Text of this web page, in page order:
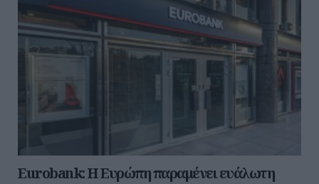
Eurobank: Η Ευρώπη παραμένει ευάλωτη